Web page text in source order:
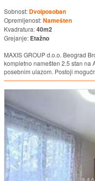
Sobnost: Dvoiposoban
Opremljenost:Namešten
Kvadratura:40m2
Grejanje: Etažno
MAXIS GROUP d.o.o. Beograd
kompletno namešten 2.5 stan na
posebnim ulazom. Postoji